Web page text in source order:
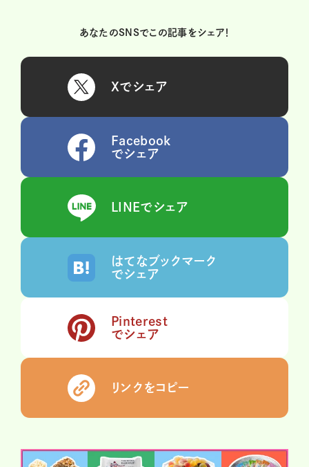
あなたのSNSでこの記事をシェア！
Xでシェア
Facebook
でシェア
LINEでシェア
はてなブックマーク
でシェア
Pinterest
でシェア
リンクをコピー